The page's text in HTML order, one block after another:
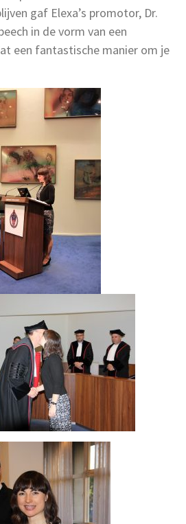
gaf Elexa’s promotor, Dr.
in de vorm van een
een fantastische manier om je